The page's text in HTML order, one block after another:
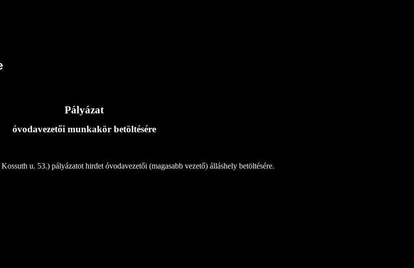
Pályázat
óvodavezetői munkakör betöltésére
u. 53.) pályázatot hirdet óvodavezetői (magasabb vezető) álláshely betöltésére.